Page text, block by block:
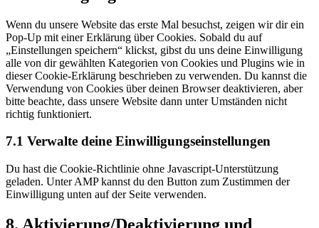
sonstiges
Wenn du unsere Website das erste Mal besuchst, zeigen wir dir ein
Pop-Up mit einer Erklärung über Cookies. Sobald du auf
„Einstellungen speichern“ klickst, gibst du uns deine Einwilligung
alle von dir gewählten Kategorien von Cookies und Plugins wie in
dieser Cookie-Erklärung beschrieben zu verwenden. Du kannst die
Verwendung von Cookies über deinen Browser deaktivieren, aber
bitte beachte, dass unsere Website dann unter Umständen nicht
richtig funktioniert.
7.1 Verwalte deine Einwilligungseinstellungen
Du hast die Cookie-Richtlinie ohne Javascript-Unterstützung
geladen. Unter AMP kannst du den Button zum Zustimmen der
Einwilligung unten auf der Seite verwenden.